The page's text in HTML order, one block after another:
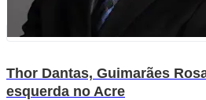
Thor Dantas, Guimarães
esquerda no Acre